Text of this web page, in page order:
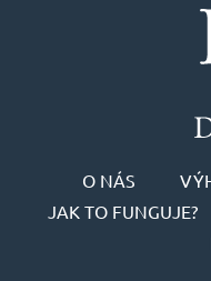
O NÁS
JAK TO FUNGUJE?